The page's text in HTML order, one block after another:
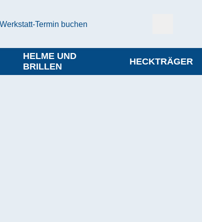
Werkstatt-Termin buchen
HELME UND
BRILLEN
HECKTRÄGER